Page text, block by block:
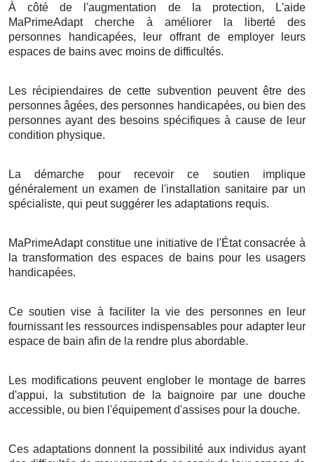
À côté de l'augmentation de la protection, L'aide
MaPrimeAdapt cherche à améliorer la liberté des
personnes handicapées, leur offrant de employer leurs
espaces de bains avec moins de difficultés.
Les récipiendaires de cette subvention peuvent être des
personnes âgées, des personnes handicapées, ou bien des
personnes ayant des besoins spécifiques à cause de leur
condition physique.
La démarche pour recevoir ce soutien implique
généralement un examen de l'installation sanitaire par un
spécialiste, qui peut suggérer les adaptations requis.
MaPrimeAdapt constitue une initiative de l'État consacrée à
la transformation des espaces de bains pour les usagers
handicapées.
Ce soutien vise à faciliter la vie des personnes en leur
fournissant les ressources indispensables pour adapter leur
espace de bain afin de la rendre plus abordable.
Les modifications peuvent englober le montage de barres
d'appui, la substitution de la baignoire par une douche
accessible, ou bien l'équipement d'assises pour la douche.
Ces adaptations donnent la possibilité aux individus ayant